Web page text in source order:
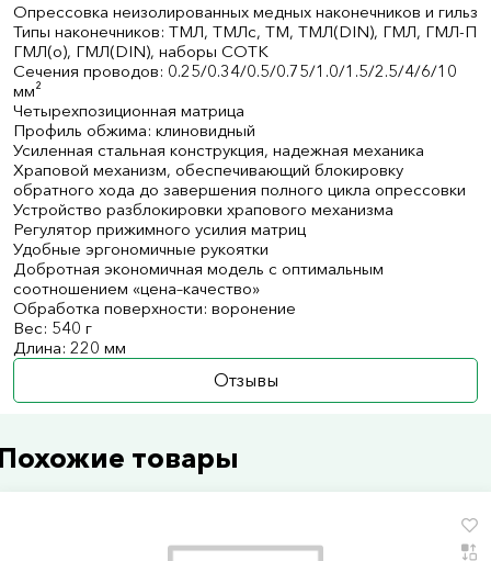
Опрессовка неизолированных медных наконечников и гильз
Типы наконечников: ТМЛ, ТМЛс, ТМ, ТМЛ(DIN), ГМЛ, ГМЛ-П
ГМЛ(о), ГМЛ(DIN), наборы СОТК
Сечения проводов: 0.25/0.34/0.5/0.75/1.0/1.5/2.5/4/6/10
мм²
Четырехпозиционная матрица
Профиль обжима: клиновидный
Усиленная стальная конструкция, надежная механика
Храповой механизм, обеспечивающий блокировку
обратного хода до завершения полного цикла опрессовки
Устройство разблокировки храпового механизма
Регулятор прижимного усилия матриц
Удобные эргономичные рукоятки
Добротная экономичная модель с оптимальным
соотношением «цена–качество»
Обработка поверхности: воронение
Вес: 540 г
Длина: 220 мм
Отзывы
товары